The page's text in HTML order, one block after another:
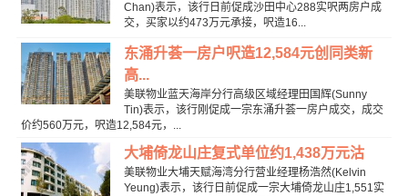
Chan)表示，该行日前促成沙田中心288实呎两房户成
交，买家以约473万元承接，呎造16...
东涌升荟一房户呎造12,584元创同类新
高...
美联物业蓝天海岸分行高级区域经理田国辉(Sunny
Tin)表示，该行刚促成一宗东涌升荟一房户成交，成交
价约560万元，呎造12,584元，...
大埔倚龙山庄复式单位约1,438万元沽
美联物业大埔天赋海湾分行营业经理杨浩然(Kelvin
Yeung)表示，该行日前促成一宗大埔倚龙山庄1,551实